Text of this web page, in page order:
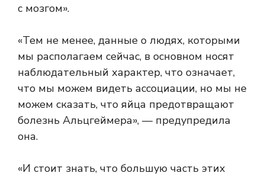
с мозгом».
«Тем не менее, данные о людях, которыми
мы располагаем сейчас, в основном носят
наблюдательный характер, что означает,
что мы можем видеть ассоциации, но мы не
можем сказать, что яйца предотвращают
болезнь Альцгеймера», — предупредила
она.
«И стоит знать, что большую часть этих